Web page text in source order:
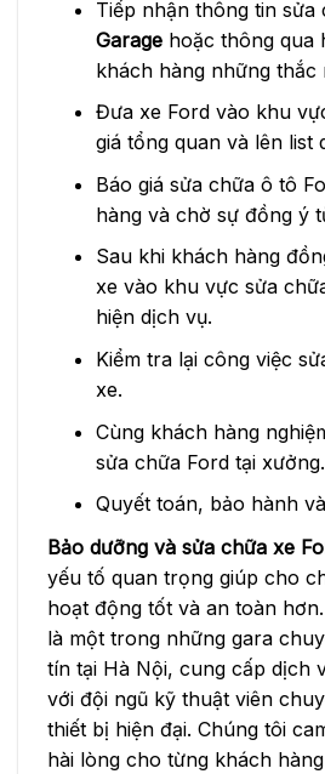
Tiếp nhận thông tin sửa
Garage hoặc thông qua
khách hàng những thắc
Đưa xe Ford vào khu
giá tổng quan và lên list
Báo giá sửa chữa ô tô
hàng và chờ sự đồng ý
Sau khi khách hàng
xe vào khu vực sửa
hiện dịch vụ.
Kiểm tra lại công việc
xe.
Cùng khách hàng
sửa chữa Ford tại xưởng.
Quyết toán, bảo hành
Bảo dưỡng và sửa chữa xe
yếu tố quan trọng giúp cho
hoạt động tốt và an toàn hơn.
là một trong những gara
tín tại Hà Nội, cung cấp dịch
với đội ngũ kỹ thuật viên
thiết bị hiện đại. Chúng tôi
hài lòng cho từng khách